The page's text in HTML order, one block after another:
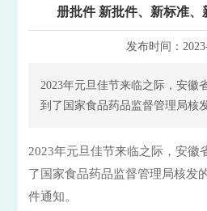
册批件 新批件、新标准、
发布时间：
2023年元旦佳节来临之际，安徽
到了国家食品药品监督管理局核
2023年元旦佳节来临之际，安徽
了国家食品药品监督管理局核发
件通知。